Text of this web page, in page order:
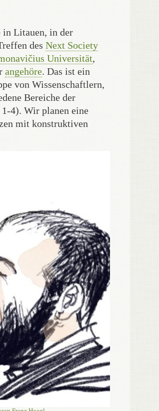
in Litauen, in der
des Next Society
Universität,
angehöre. Das ist ein
von Wissenschaftlern,
Bereiche der
4). Wir planen eine
mit konstruktiven